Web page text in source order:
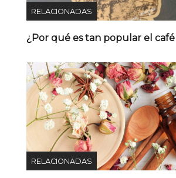
RELACIONADAS
¿Por qué es tan popular el café
RELACIONADAS